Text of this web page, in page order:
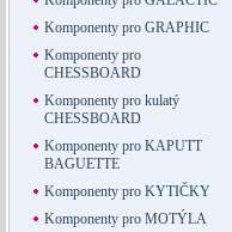
Komponenty pro GRAPHIC
Komponenty pro
CHESSBOARD
Komponenty pro kulatý
CHESSBOARD
Komponenty pro KAPUTT
BAGUETTE
Komponenty pro KYTIČKY
Komponenty pro MOTÝLA